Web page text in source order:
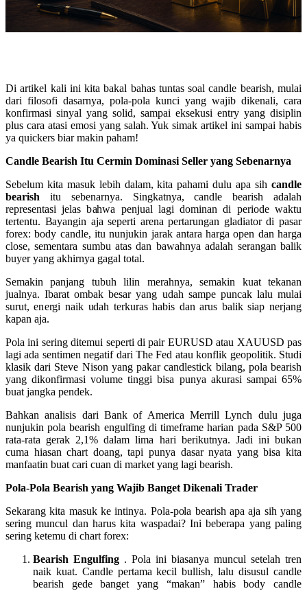
Di artikel kali ini kita bakal bahas tuntas soal candle bearish, mulai
dari filosofi dasarnya, pola-pola kunci yang wajib dikenali, cara
konfirmasi sinyal yang solid, sampai eksekusi entry yang disiplin
plus cara atasi emosi yang salah. Yuk simak artikel ini sampai habis
ya quickers biar makin paham!
Candle Bearish Itu Cermin Dominasi Seller yang Sebenarnya
Sebelum kita masuk lebih dalam, kita pahami dulu apa sih candle
bearish
itu sebenarnya. Singkatnya, candle bearish adalah
representasi jelas bahwa penjual lagi dominan di periode waktu
tertentu. Bayangin aja seperti arena pertarungan gladiator di pasar
forex: body candle, itu nunjukin jarak antara harga open dan harga
close, sementara sumbu atas dan bawahnya adalah serangan balik
buyer yang akhirnya gagal total.
Semakin panjang tubuh lilin merahnya, semakin kuat tekanan
jualnya. Ibarat ombak besar yang udah sampe puncak lalu mulai
surut, energi naik udah terkuras habis dan arus balik siap nerjang
kapan aja.
Pola ini sering ditemui seperti di pair EURUSD atau XAUUSD pas
lagi ada sentimen negatif dari The Fed atau konflik geopolitik. Studi
klasik dari Steve Nison yang pakar candlestick bilang, pola bearish
yang dikonfirmasi volume tinggi bisa punya akurasi sampai 65%
buat jangka pendek.
Bahkan analisis dari Bank of America Merrill Lynch dulu juga
nunjukin pola bearish engulfing di timeframe harian pada S&P 500
rata-rata gerak 2,1% dalam lima hari berikutnya. Jadi ini bukan
cuma hiasan chart doang, tapi punya dasar nyata yang bisa kita
manfaatin buat cari cuan di market yang lagi bearish.
Pola-Pola Bearish yang Wajib Banget Dikenali Trader
Sekarang kita masuk ke intinya. Pola-pola bearish apa aja sih yang
sering muncul dan harus kita waspadai? Ini beberapa yang paling
sering ketemu di chart forex:
Bearish Engulfing . Pola ini biasanya muncul setelah tren
naik kuat. Candle pertama kecil bullish, lalu disusul candle
bearish gede banget yang “makan” habis body candle